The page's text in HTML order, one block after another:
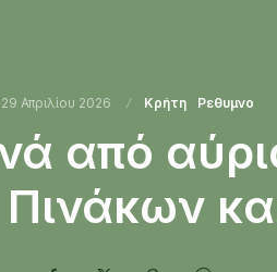
29 Απριλίου 2026 Κρήτη Ρεθυμνο
από